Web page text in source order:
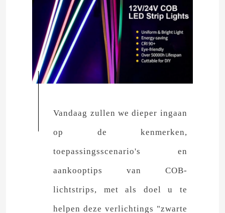
Vandaag zullen we dieper ingaan
op de kenmerken,
toepassingsscenario's en
aankooptips van COB-
lichtstrips, met als doel u te
helpen deze verlichtings "zwarte